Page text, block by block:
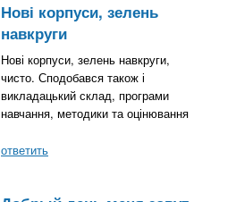
Нові корпуси, зелень
навкруги
Нові корпуси, зелень навкруги,
чисто. Сподобався також і
викладацький склад, програми
навчання, методики та оцінювання
ответить